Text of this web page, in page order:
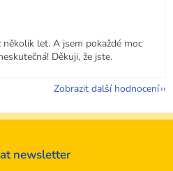
je 5 z 5 hvězdiček.
několik let. A jsem pokaždé moc
Děkuji, že jste.
Zobrazit další hodnocení
newsletter